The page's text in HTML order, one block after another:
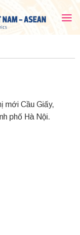
mới Cầu Giấy,
phố Hà Nội.